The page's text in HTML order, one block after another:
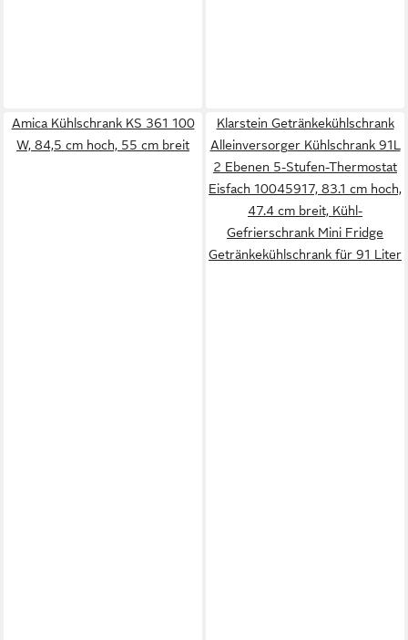
Amica Kühlschrank KS 361 100
W, 84,5 cm hoch, 55 cm breit
Klarstein Getränkekühlschrank
Alleinversorger Kühlschrank 91L
2 Ebenen 5-Stufen-Thermostat
Eisfach 10045917, 83.1 cm hoch,
47.4 cm breit, Kühl-
Gefrierschrank Mini Fridge
Getränkekühlschrank für 91 Liter